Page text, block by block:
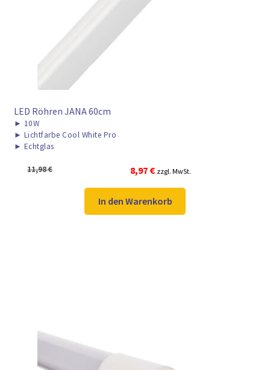
► VERSANDARTEN
LED Röhren JANA 60cm
► 10W
► Lichtfarbe Cool White Pro
► Echtglas
11,98€
Ursprünglicher
Preis
war:
11,98 €
8,97 €Aktueller
Preis
ist:
8,97 €.
zzgl. MwSt.
In den Warenkorb